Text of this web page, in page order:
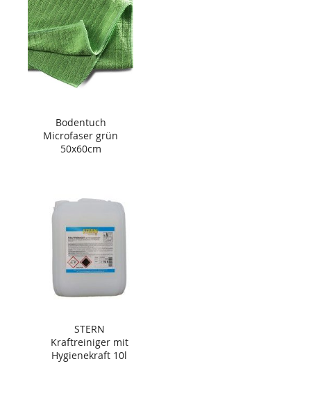
Bodentuch
Microfaser grün
50x60cm
STERN
Kraftreiniger mit
Hygienekraft 10l